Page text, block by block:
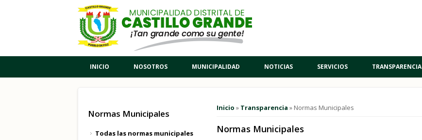
Pasar al contenido principal
INICIO NOSOTROS MUNICIPALIDAD NOTICIAS SERVICIOS TRANSPARENCIA
Usted está aquí
Inicio » Transparencia » Normas Municipales
Normas Municipales
Normas Municipales
Todas las normas municipales